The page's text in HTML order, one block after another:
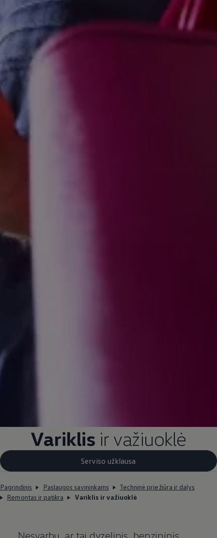
Variklis ir važiuoklė
Serviso užklausa
Pagrindinis Paslaugos savininkams
Techninė priežiūra ir dalys
Remontas ir patikra
Variklis ir važiuoklė